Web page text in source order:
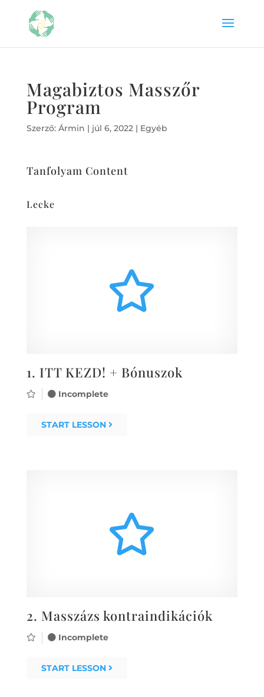
Magabiztos Masszőr
Program
Szerző: Ármin | júl 6, 2022| Egyéb
Tanfolyam Content
Lecke
1. ITT KEZD! + Bónuszok
Incomplete
START LESSON
2. Masszázs kontraindikációk
Incomplete
START LESSON